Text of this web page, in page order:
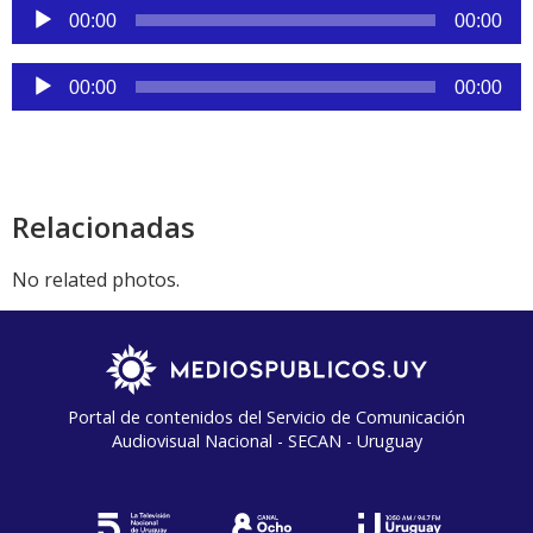
Reproductor
de
audio
00:00 00:00
Reproductor
de
00:00 00:00
Relacionadas
No related photos.
Portal de contenidos del Servicio de Comunicación
Audiovisual Nacional - SECAN - Uruguay